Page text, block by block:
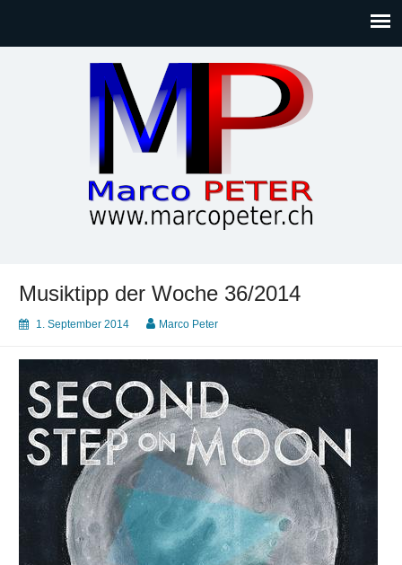
Musiktipp der Woche 36/2014
1. September 2014 Marco Peter